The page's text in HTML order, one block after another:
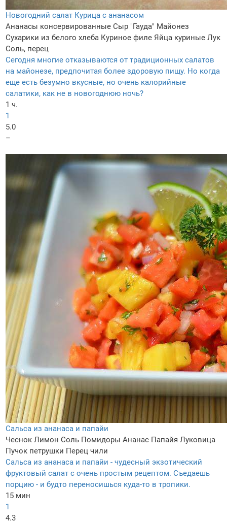
Новогодний салат Курица с ананасом
Ананасы консервированные Сыр "Гауда" Майонез
Сухарики из белого хлеба Куриное филе Яйца куриные Лук
Соль, перец
Сегодня многие отказываются от традиционных салатов
на майонезе, предпочитая более здоровую пищу. Но когда
еще есть безумно вкусные, но очень калорийные
салатики, как не в новогоднюю ночь?
1 ч.
1
5.0
–
Сальса из ананаса и папайи
Чеснок Лимон Соль Помидоры Ананас Папайя Луковица
Пучок петрушки Перец чили
Сальса из ананаса и папайи - чудесный экзотический
фруктовый салат с очень простым рецептом. Съедаешь
порцию - и будто переносишься куда-то в тропики.
15 мин
1
4.3